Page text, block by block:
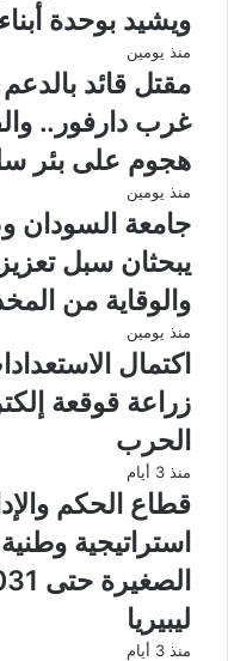
ويشيد بوحدة
منذ يومين
مقتل قائد
غرب دارفور..
هجوم على بئر
منذ يومين
جامعة السودان
يبحثان سبل
والوقاية من
منذ يومين
اكتمال
زراعة قوقعة
الحرب
منذ 3 أيام
قطاع الحكم
استراتيجية
ليبيريا
منذ 3 أيام